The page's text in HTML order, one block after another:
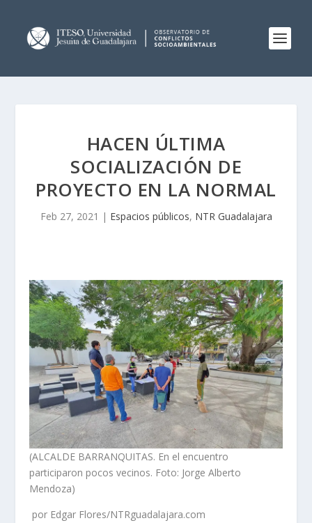
HACEN ÚLTIMA
SOCIALIZACIÓN DE
PROYECTO EN LA NORMAL
Feb 27, 2021 | Espacios públicos, NTR Guadalajara
(ALCALDE BARRANQUITAS. En el encuentro
participaron pocos vecinos. Foto: Jorge Alberto
Mendoza)
por Edgar Flores/NTRguadalajara.com